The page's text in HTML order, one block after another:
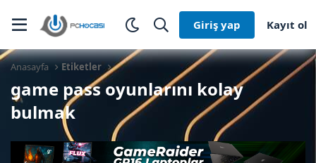
Giriş yap Kayıt ol
Anasayfa Etiketler
game pass oyunlarını kolay
bulmak